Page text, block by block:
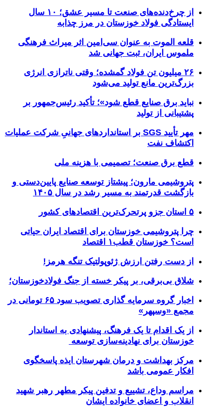
از چرخ‌دنده‌های صنعت تا مسیر عشق؛ ۱۰ سال
ایستادگی فولاد خوزستان در مرز چذابه
قلعه الموت به عنوان سی‌امین اثر میراث‌ فرهنگی
ملموس ایران، ثبت جهانی شد
۲۶ میلیون تن فولاد گمشده؛ وقتی ناترازی انرژی
بزرگ‌ترین مانع تولید می‌شود
نباید برق صنایع قطع شود»؛ تأکید رئیس‌جمهور بر
پشتیبانی از تولید
مهر تأیید SGS بر استانداردهای جهانیِ شرکت عملیات
اکتشاف نفت
قطع برق صنعت؛ تصمیمی با هزینه ملی
پتروشیمی مارون؛ پیشتاز توسعه صنایع پایین‌دستی و
بازگشت قدرتمند به مسیر رشد در سال ۱۴۰۵
۵ استان جزو پرتحرک‌ترین اقتصاد‌های کشور
چرا پتروشیمی خوزستان برای اقتصاد ایران حیاتی
است؟ خوزستان قطب۱ اقتصاد
از دست رفتن ارزش ژئوپولتیک تنگه هرمز!
شلاق‌ بی‌برقی، بر پیکر خسته‌ از جنگ فولادخوزستان؛
اخبار گروه سرمایه گذاری تصویب سود ۶۵ تومانی در
مجمع «وسپهر»
از یک اقدام تا یک فرهنگ، پیشنهادی به استاندار
خوزستان برای نهادینه‌سازی توسعه
مرکز بهداشت و درمان شهرستان ایذه پاسخگوی
افکار عمومی باشد
مراسم وداع، تشییع و تدفین پیکر مطهر رهبر شهید
انقلاب و اعضای خانواده ایشان